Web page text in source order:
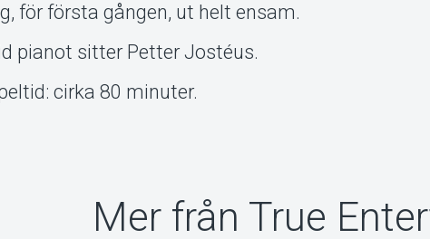
för första gången, ut helt ensam.
pianot sitter Petter Jostéus.
cirka 80 minuter.
Mer från True